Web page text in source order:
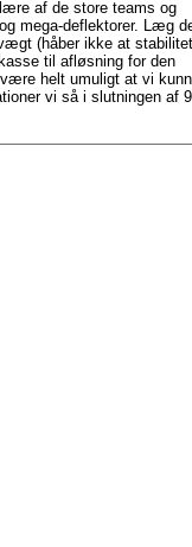
af de store teams og
mega-deflektorer. Læg
(håber ikke at
til afløsning for den
helt umuligt at vi
vi så i slutningen af